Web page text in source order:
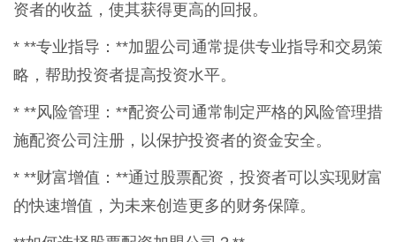
资者的收益，使其获得更高的回报。
* **专业指导：**加盟公司通常提供专业指导和交易策
略，帮助投资者提高投资水平。
* **风险管理：**配资公司通常制定严格的风险管理措
施配资公司注册，以保护投资者的资金安全。
* **财富增值：**通过股票配资，投资者可以实现财富
的快速增值，为未来创造更多的财务保障。